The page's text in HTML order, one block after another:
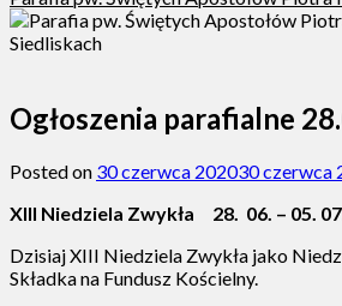
Ogłoszenia parafialne
Posted on 30 czerwca 202030 czerwca
XIII Niedziela Zwykła 28. 06. – 05.
Dzisiaj XIII Niedziela Zwykła jako
Składka na Fundusz Kościelny.